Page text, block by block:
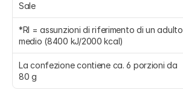
Sale
*RI = assunzioni di riferimento di un adulto
medio (8400 kJ/2000 kcal)
La confezione contiene ca. 6 porzioni da
80 g